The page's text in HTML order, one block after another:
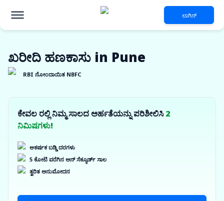
ಲಾಗಿನ್
ಖರೀದಿ ಹಣಕಾಸು in Pune
RBI ನೋಂದಾಯಿತ NBFC
ಕೇವಲ ರಲ್ಲಿ ನಿಮ್ಮ ಸಾಲದ ಅರ್ಹತೆಯನ್ನು ಪರಿಶೀಲಿಸಿ2
ನಿಮಿಷಗಳು!
ಆಕರ್ಷಕ ಬಡ್ಡಿ ದರಗಳು
5 ಕೋಟಿ ವರೆಗಿನ ಅನ್ ಸೆಕ್ಯೂರ್ಡ್ ಸಾಲ
ತ್ವರಿತ ಅನುಮೋದನ